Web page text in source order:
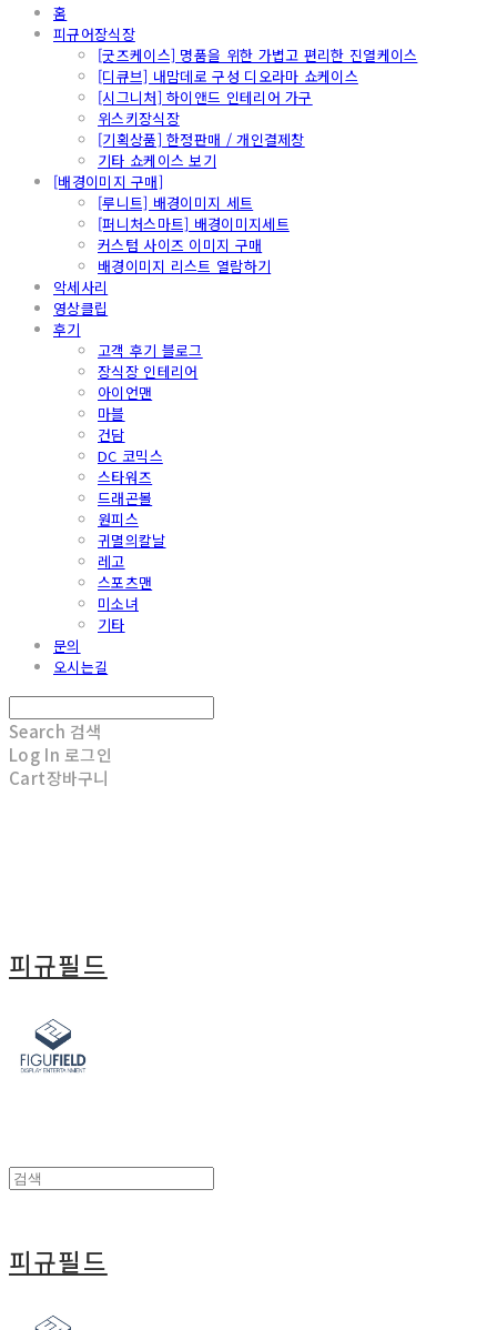
홈
피규어장식장
[굿즈케이스] 명품을 위한 가볍고 편리한 진열케이스
[디큐브] 내맘데로 구성 디오라마 쇼케이스
[시그니처] 하이앤드 인테리어 가구
위스키장식장
[기획상품] 한정판매 / 개인결제창
기타 쇼케이스 보기
[배경이미지 구매]
[루니트] 배경이미지 세트
[퍼니처스마트] 배경이미지세트
커스텀 사이즈 이미지 구매
배경이미지 리스트 열람하기
악세사리
영상클립
후기
고객 후기 블로그
장식장 인테리어
아이언맨
마블
건담
DC 코믹스
스타워즈
드래곤볼
원피스
귀멸의칼날
레고
스포츠맨
미소녀
기타
문의
오시는길
Search 검색
Log In 로그인
Cart장바구니
피규필드
피규필드